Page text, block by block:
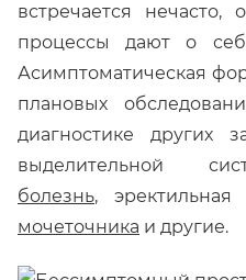
встречается нечасто,
процессы дают о
Асимптоматическая
плановых
диагностике других
выделительной
болезнь, эректильная
мочеточника и другие.